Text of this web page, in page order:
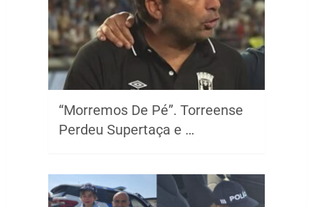
“Morremos De Pé”. Torreense
Perdeu Supertaça e …